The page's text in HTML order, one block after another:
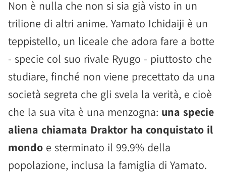
Non è nulla che non si sia già visto in un
trilione di altri anime. Yamato Ichidaiji è un
teppistello, un liceale che adora fare a botte
- specie col suo rivale Ryugo - piuttosto che
studiare, finché non viene precettato da una
società segreta che gli svela la verità, e cioè
che la sua vita è una menzogna: una specie
aliena chiamata Draktor ha conquistato il
mondo e sterminato il 99.9% della
popolazione, inclusa la famiglia di Yamato.